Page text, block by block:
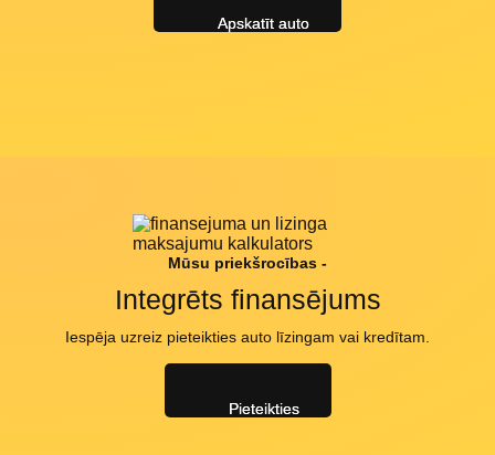
Mūsu priekšrocības -
Integrēts finansējums
Iespēja uzreiz pieteikties auto līzingam vai kredītam.